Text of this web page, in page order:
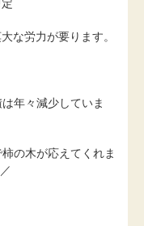
な労力が要ります。
年々減少していま
の木が応えてくれま